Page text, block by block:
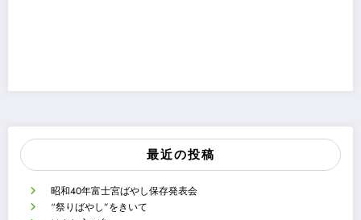
最近の投稿
昭和40年富士宮ばやし保存発表会
“祭りばやし”をきいて